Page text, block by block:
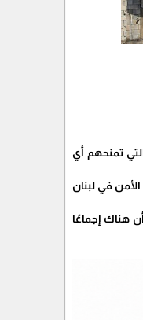
تمنحهم أي
في لبنان
هناك إجماعًا